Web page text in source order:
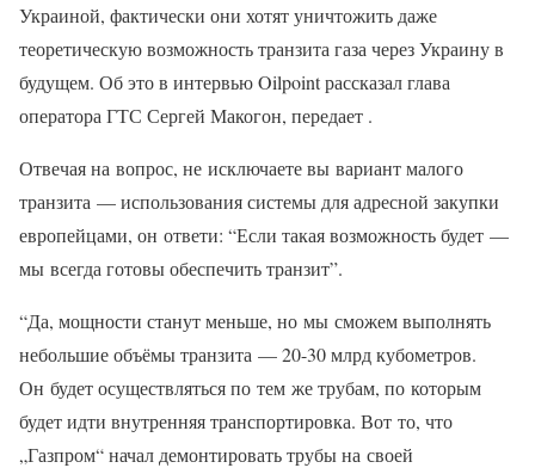
Украиной, фактически они хотят уничтожить даже
теоретическую возможность транзита газа через Украину в
будущем. Об это в интервью Oilpoint рассказал глава
оператора ГТС Сергей Макогон, передает .
Отвечая на вопрос, не исключаете вы вариант малого
транзита — использования системы для адресной закупки
европейцами, он ответи: “Если такая возможность будет —
мы всегда готовы обеспечить транзит”.
“Да, мощности станут меньше, но мы сможем выполнять
небольшие объёмы транзита — 20-30 млрд кубометров.
Он будет осуществляться по тем же трубам, по которым
будет идти внутренняя транспортировка. Вот то, что
„Газпром“ начал демонтировать трубы на своей